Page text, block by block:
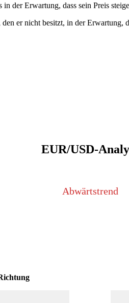
der Erwartung, dass sein Preis
er nicht besitzt, in der
EUR/USD-
Abwärtstrend